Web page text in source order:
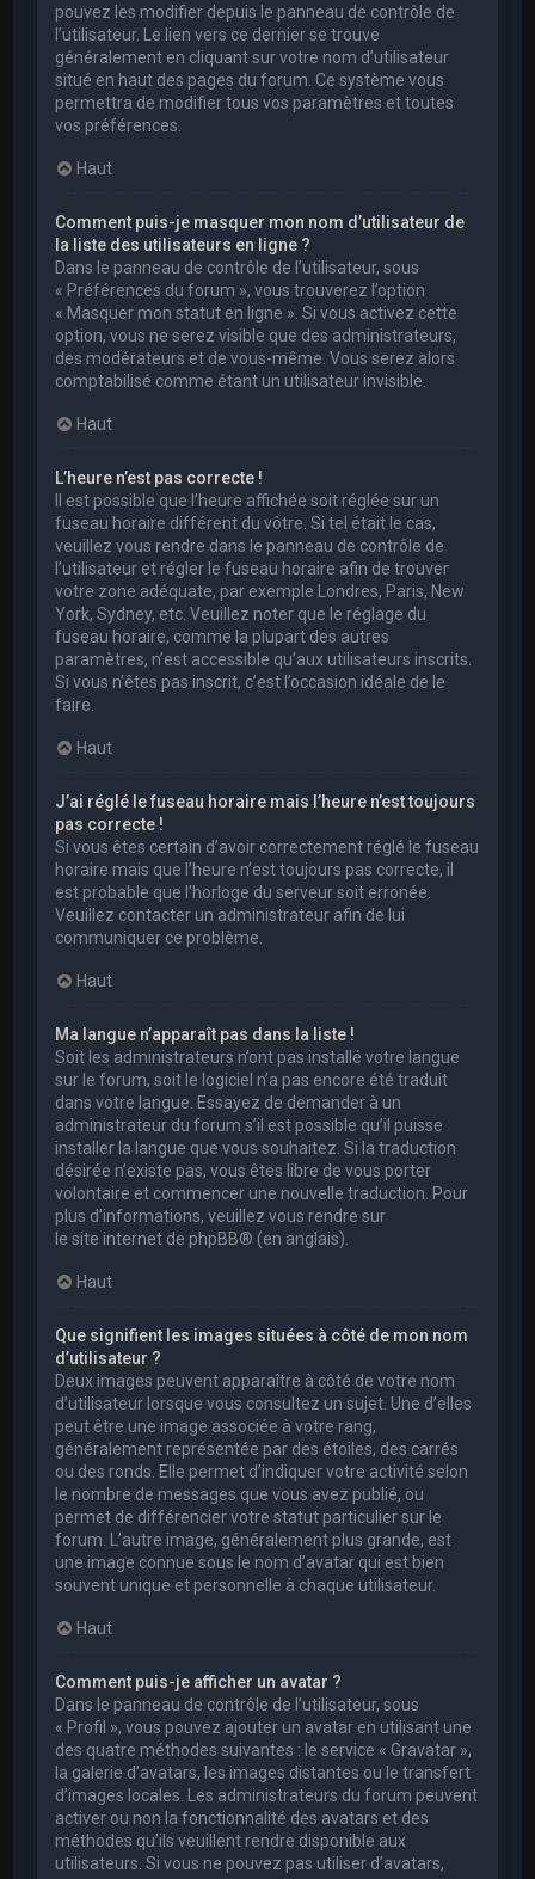
pouvez les modifier depuis le panneau de contrôle de
l’utilisateur. Le lien vers ce dernier se trouve
généralement en cliquant sur votre nom d’utilisateur
situé en haut des pages du forum. Ce système vous
permettra de modifier tous vos paramètres et toutes
vos préférences.
Haut
Comment puis-je masquer mon nom d’utilisateur de
la liste des utilisateurs en ligne ?
Dans le panneau de contrôle de l’utilisateur, sous
« Préférences du forum », vous trouverez l’option
« Masquer mon statut en ligne ». Si vous activez cette
option, vous ne serez visible que des administrateurs,
des modérateurs et de vous-même. Vous serez alors
comptabilisé comme étant un utilisateur invisible.
Haut
L’heure n’est pas correcte !
Il est possible que l’heure affichée soit réglée sur un
fuseau horaire différent du vôtre. Si tel était le cas,
veuillez vous rendre dans le panneau de contrôle de
l’utilisateur et régler le fuseau horaire afin de trouver
votre zone adéquate, par exemple Londres, Paris, New
York, Sydney, etc. Veuillez noter que le réglage du
fuseau horaire, comme la plupart des autres
paramètres, n’est accessible qu’aux utilisateurs inscrits.
Si vous n’êtes pas inscrit, c’est l’occasion idéale de le
faire.
Haut
J’ai réglé le fuseau horaire mais l’heure n’est toujours
pas correcte !
Si vous êtes certain d’avoir correctement réglé le fuseau
horaire mais que l’heure n’est toujours pas correcte, il
est probable que l’horloge du serveur soit erronée.
Veuillez contacter un administrateur afin de lui
communiquer ce problème.
Haut
Ma langue n’apparaît pas dans la liste !
Soit les administrateurs n’ont pas installé votre langue
sur le forum, soit le logiciel n’a pas encore été traduit
dans votre langue. Essayez de demander à un
administrateur du forum s’il est possible qu’il puisse
installer la langue que vous souhaitez. Si la traduction
désirée n’existe pas, vous êtes libre de vous porter
volontaire et commencer une nouvelle traduction. Pour
plus d’informations, veuillez vous rendre sur
le site internet de phpBB® (en anglais).
Haut
Que signifient les images situées à côté de mon nom
d’utilisateur ?
Deux images peuvent apparaître à côté de votre nom
d’utilisateur lorsque vous consultez un sujet. Une d’elles
peut être une image associée à votre rang,
généralement représentée par des étoiles, des carrés
ou des ronds. Elle permet d’indiquer votre activité selon
le nombre de messages que vous avez publié, ou
permet de différencier votre statut particulier sur le
forum. L’autre image, généralement plus grande, est
une image connue sous le nom d’avatar qui est bien
souvent unique et personnelle à chaque utilisateur.
Haut
Comment puis-je afficher un avatar ?
Dans le panneau de contrôle de l’utilisateur, sous
« Profil », vous pouvez ajouter un avatar en utilisant une
des quatre méthodes suivantes : le service « Gravatar »,
la galerie d’avatars, les images distantes ou le transfert
d’images locales. Les administrateurs du forum peuvent
activer ou non la fonctionnalité des avatars et des
méthodes qu’ils veuillent rendre disponible aux
utilisateurs. Si vous ne pouvez pas utiliser d’avatars,